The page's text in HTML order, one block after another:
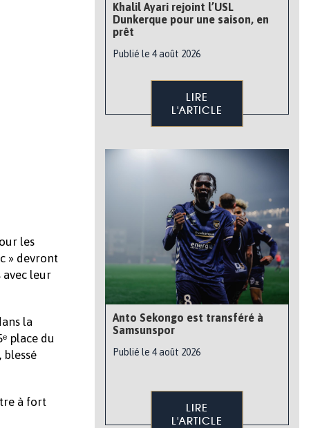
les
» devront
avec leur
la
place du
à fort
Khalil Ayari rejoint l’USL
Dunkerque pour une saison, en
prêt
Publié le 4 août 2026
LIRE
L'ARTICLE
Anto Sekongo est transféré à
Samsunspor
Publié le 4 août 2026
LIRE
L'ARTICLE